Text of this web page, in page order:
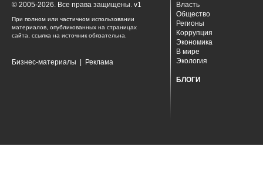
© 2005-2026. Все права защищены. v1
При полном или частичном использовании
материалов, опубликованных на страницах
сайта, ссылка на источник обязательна.
Бизнес-материалы Реклама
Власть
Общество
Регионы
Коррупция
Экономика
В мире
Экология
БЛОГИ